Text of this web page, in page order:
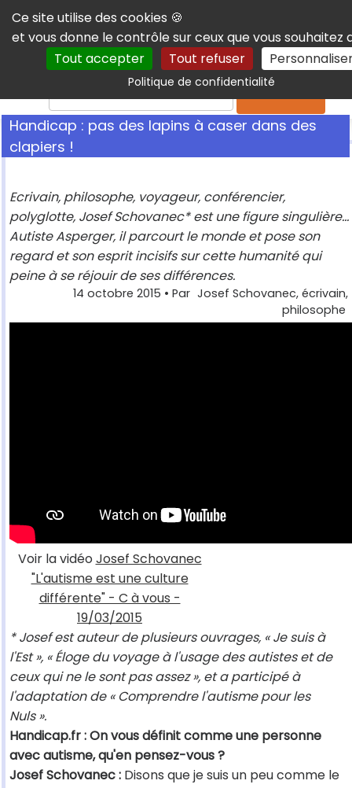
Panneau de gestion des cookies
Ce site utilise des cookies 🍪
et vous donne le contrôle sur ceux que vous souhaitez
Tout accepter
Tout refuser
Politique de confidentialité
Handicap : pas des lapins à caser dans des
clapiers !
Ecrivain, philosophe, voyageur, conférencier,
polyglotte, Josef Schovanec* est une figure singulière...
Autiste Asperger, il parcourt le monde et pose son
regard et son esprit incisifs sur cette humanité qui
peine à se réjouir de ses différences.
14 octobre 2015 • Par Josef Schovanec, écrivain,
philosophe
Voir la vidéo Josef Schovanec
"L'autisme est une culture
différente" - C à vous -
19/03/2015
* Josef est auteur de plusieurs ouvrages, « Je suis à
l'Est », « Éloge du voyage à l'usage des autistes et de
ceux qui ne le sont pas assez », et a participé à
l'adaptation de « Comprendre l'autisme pour les
Nuls ».
Handicap.fr : On vous définit comme une personne
avec autisme, qu'en pensez-vous ?
Josef Schovanec : Disons que je suis un peu comme le